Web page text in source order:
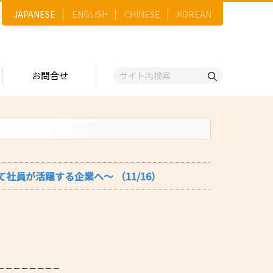
JAPANESE ENGLISH CHINESE KOREAN
ー
業検索
・ショーケース
）
リー一覧
十音順）
展企業）
お問合せ
員が活躍する企業へ～ （11/16）
－－－－－－－